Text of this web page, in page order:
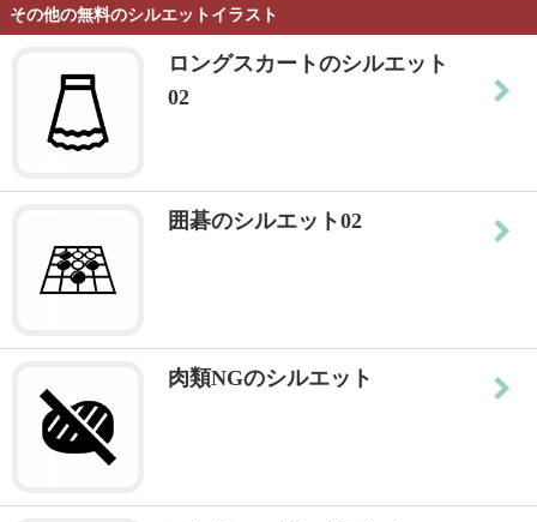
その他の無料のシルエットイラスト
ロングスカートのシルエット
02
囲碁のシルエット02
肉類NGのシルエット